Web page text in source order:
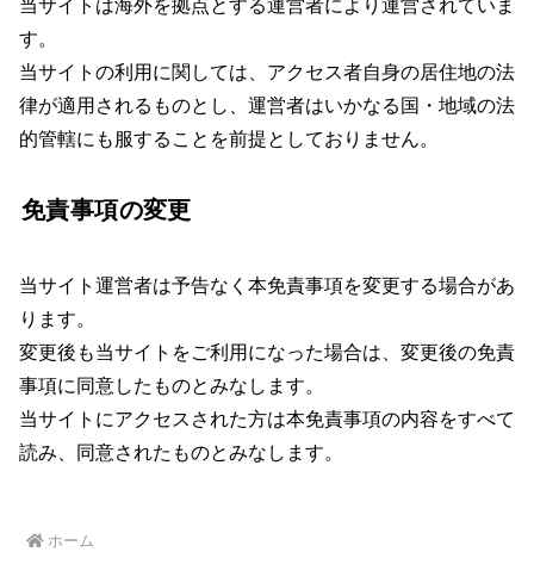
当サイトは海外を拠点とする運営者により運営されていま
す。
当サイトの利用に関しては、アクセス者自身の居住地の法
律が適用されるものとし、運営者はいかなる国・地域の法
的管轄にも服することを前提としておりません。
免責事項の変更
当サイト運営者は予告なく本免責事項を変更する場合があ
ります。
変更後も当サイトをご利用になった場合は、変更後の免責
事項に同意したものとみなします。
当サイトにアクセスされた方は本免責事項の内容をすべて
読み、同意されたものとみなします。
ホーム